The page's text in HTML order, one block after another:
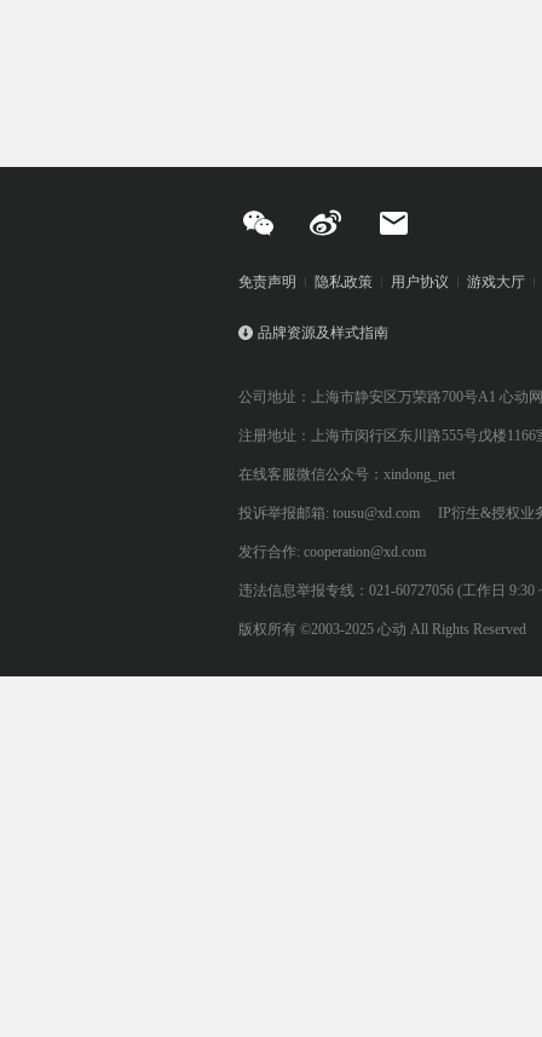
免责声明 隐私政策 用户协议 游戏大厅
品牌资源及样式指南
公司地址：上海市静安区万荣路700号A1 心动
注册地址：上海市闵行区东川路555号戊楼1166
在线客服微信公众号：xindong_net
投诉举报邮箱: tousu@xd.com IP衍生&授权业
发行合作: cooperation@xd.com
违法信息举报专线：021-60727056 (工作日 9:30
版权所有 ©2003-2025 心动 All Rights Reserved